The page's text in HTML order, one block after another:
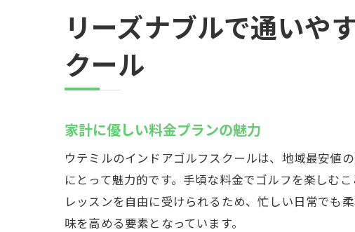
迅速で安
24時間営業で
ライフス
夜間でも
リーズナブルで通いや
クール
家計に優しい料金プランの魅力
ウテミルのインドアゴルフスクールは、地域最安値
にとって魅力的です。手頃な料金でゴルフを楽しむ
レッスンを自由に受けられるため、忙しい日常でも
味を高める要素となっています。